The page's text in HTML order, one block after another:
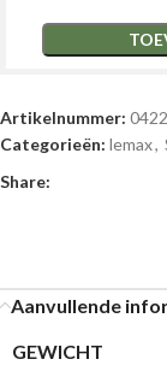
Artikelnummer:
Categorieën: lemax,
Share:
Aanvullende
GEWICHT